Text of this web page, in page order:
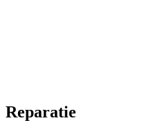
Reparatie